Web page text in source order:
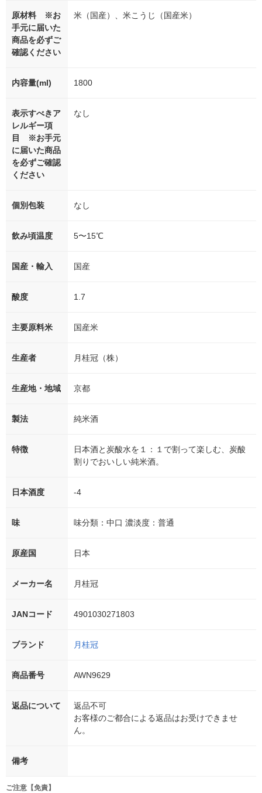
原材料 ※お
手元に届いた
商品を必ずご
確認ください
米（国産）、米こうじ（国産米）
内容量(ml) 1800
表示すべきア
レルギー項
目 ※お手元
に届いた商品
を必ずご確認
ください
なし
個別包装 なし
飲み頃温度 5〜15℃
国産・輸入 国産
酸度 1.7
主要原料米 国産米
生産者 月桂冠（株）
生産地・地域 京都
製法 純米酒
特徴
日本酒と炭酸水を１：１で割って楽しむ、炭酸
割りでおいしい純米酒。
日本酒度 -4
味 味分類：中口 濃淡度：普通
原産国 日本
メーカー名 月桂冠
JANコード 4901030271803
ブランド 月桂冠
商品番号 AWN9629
返品について
返品不可
お客様のご都合による返品はお受けできませ
ん。
備考
ご注意【免責】